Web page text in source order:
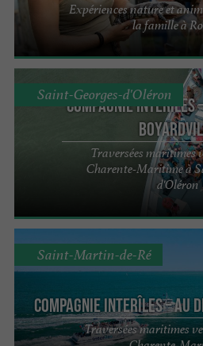
Expériences nature et
la famille à
Compagnie interîles
Traversées maritimes
Charente-Maritime à
d'Oléron
Saint-Georges-d'Oléron
Compagnie interîles – Au
Traversées maritimes
Saint-Martin-de-Ré